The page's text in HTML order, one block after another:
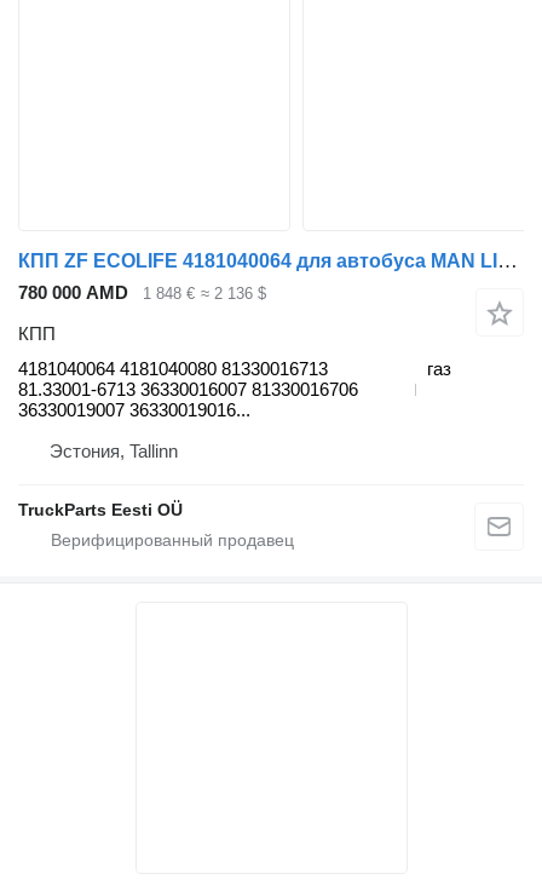
КПП ZF ECOLIFE 4181040064 для автобуса MAN LIONS CITY
780 000 AMD 1 848 € ≈ 2 136 $
КПП
4181040064 4181040080 81330016713
81.33001-6713 36330016007 81330016706
36330019007 36330019016...
газ
Эстония, Tallinn
TruckParts Eesti OÜ